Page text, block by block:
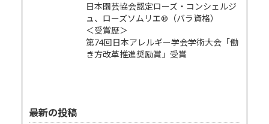
日本園芸協会認定ローズ・コンシェルジ
ュ、ローズソムリエ®（バラ資格）
＜受賞歴＞
第74回日本アレルギー学会学術大会「働
き方改革推進奨励賞」受賞
最新の投稿